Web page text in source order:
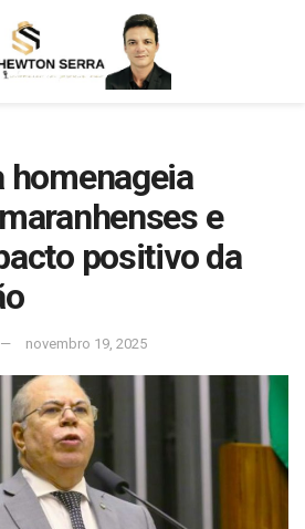
homenageia
e
positivo da
novembro 19, 2025